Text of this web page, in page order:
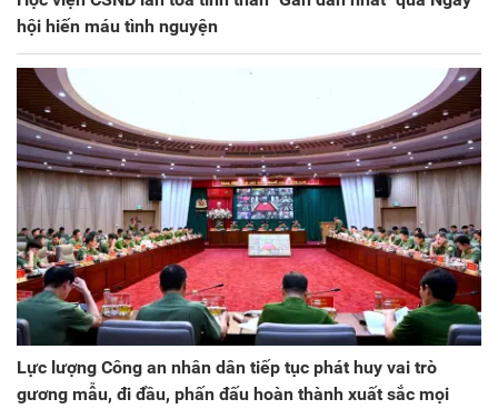
hội hiến máu tình nguyện
Lực lượng Công an nhân dân tiếp tục phát huy vai trò
gương mẫu, đi đầu, phấn đấu hoàn thành xuất sắc mọi